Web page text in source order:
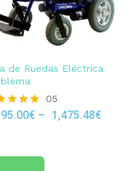
de Ruedas Eléctrica
05
€ – 1,475.48€